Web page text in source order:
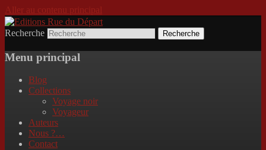
Aller au contenu principal
Editions Rue du Départ
Incitation au voyage, du roman noir au
poème.
Recherche
Menu principal
Blog
Collections
Voyage noir
Voyageur
Auteurs
Nous ?…
Contact